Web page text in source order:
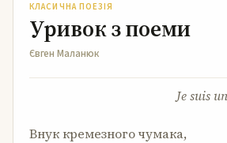
КЛАСИЧНА ПОЕЗІЯ
Уривок з поеми
Євген Маланюк
Je suis
Внук кремезного чумака,